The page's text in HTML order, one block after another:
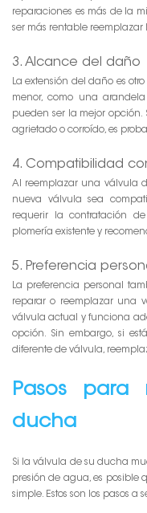
reparaciones es más de la
ser más rentable reemplazar
3. Alcance del daño
La extensión del daño es
menor, como una
pueden ser la mejor opción.
agrietado o corroído, es
4. Compatibilidad
Al reemplazar una válvula
nueva válvula sea
requerir la contratación
plomería existente y
5. Preferencia
La preferencia personal
reparar o reemplazar una
válvula actual y funciona
opción. Sin embargo, si
diferente de válvula,
Pasos para
ducha
Si la válvula de su ducha
presión de agua, es
simple. Estos son los pasos